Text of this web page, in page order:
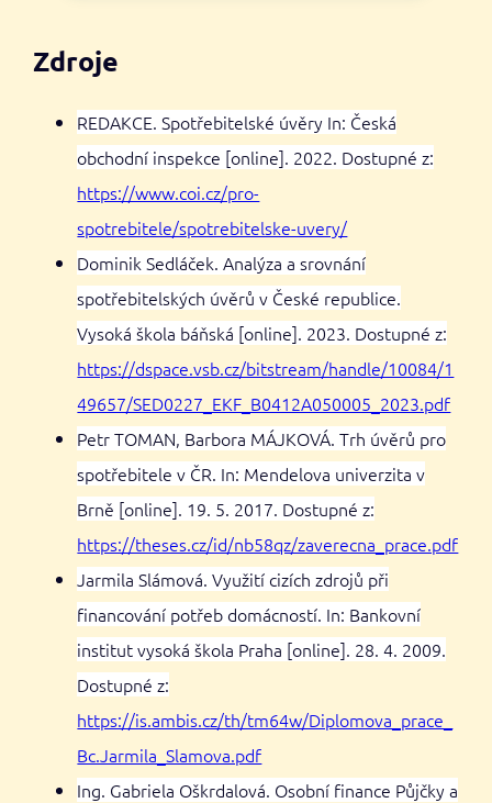
Zdroje
REDAKCE. Spotřebitelské úvěry In: Česká
obchodní inspekce [online]. 2022. Dostupné z:
https://www.coi.cz/pro-
spotrebitele/spotrebitelske-uvery/
Dominik Sedláček. Analýza a srovnání
spotřebitelských úvěrů v České republice.
Vysoká škola báňská [online]. 2023. Dostupné z:
https://dspace.vsb.cz/bitstream/handle/10084/1
49657/SED0227_EKF_B0412A050005_2023.pdf
Petr TOMAN, Barbora MÁJKOVÁ. Trh úvěrů pro
spotřebitele v ČR. In: Mendelova univerzita v
Brně [online]. 19. 5. 2017. Dostupné z:
https://theses.cz/id/nb58qz/zaverecna_prace.pdf
Jarmila Slámová. Využití cizích zdrojů při
financování potřeb domácností. In: Bankovní
institut vysoká škola Praha [online]. 28. 4. 2009.
Dostupné z:
https://is.ambis.cz/th/tm64w/Diplomova_prace_
Bc.Jarmila_Slamova.pdf
Ing. Gabriela Oškrdalová. Osobní finance Půjčky a